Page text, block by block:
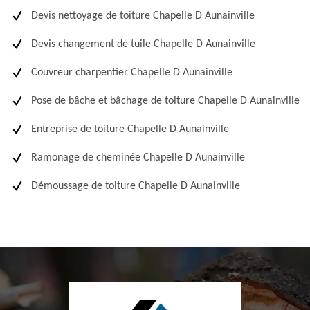
Devis nettoyage de toiture Chapelle D Aunainville
Devis changement de tuile Chapelle D Aunainville
Couvreur charpentier Chapelle D Aunainville
Pose de bâche et bâchage de toiture Chapelle D Aunainville
Entreprise de toiture Chapelle D Aunainville
Ramonage de cheminée Chapelle D Aunainville
Démoussage de toiture Chapelle D Aunainville